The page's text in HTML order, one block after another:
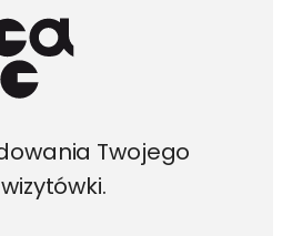
Twojego